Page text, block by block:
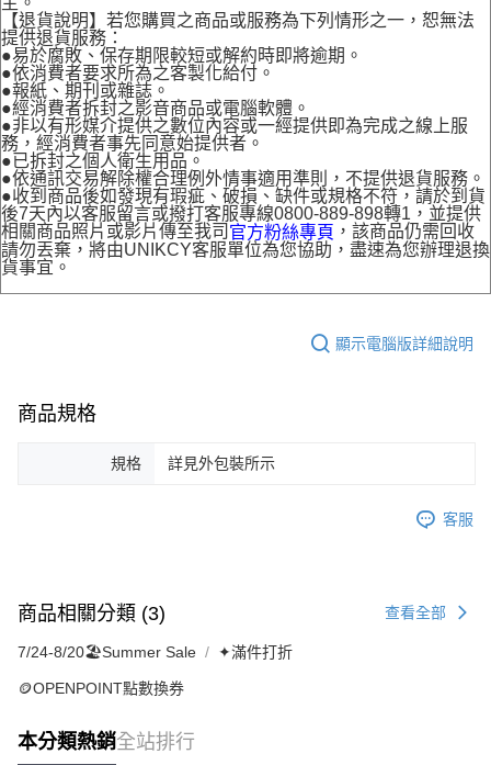
【退貨說明】若您購買之商品或服務為下列情形之一，恕無法
提供退貨服務：
●易於腐敗、保存期限較短或解約時即將逾期。
●依消費者要求所為之客製化給付。
●報紙、期刊或雜誌。
●經消費者拆封之影音商品或電腦軟體。
●非以有形媒介提供之數位內容或一經提供即為完成之線上服
務，經消費者事先同意始提供者。
●已拆封之個人衛生用品。
●依通訊交易解除權合理例外情事適用準則，不提供退貨服務。
●收到商品後如發現有瑕疵、破損、缺件或規格不符，請於到貨
後7天內以客服留言或撥打客服專線0800-889-898轉1，並提供
相關商品照片或影片傳至我司 官方粉絲專頁 ，該商品仍需回收
請勿丟棄，將由UNIKCY客服單位為您協助，盡速為您辦理退換
貨事宜。
顯示電腦版詳細說明
商品規格
規格 詳見外包裝所示
客服
商品相關分類 (3) 查看全部
7/24-8/20🏖️Summer Sale ✦滿件打折
🪙OPENPOINT點數換券
本分類熱銷全站排行